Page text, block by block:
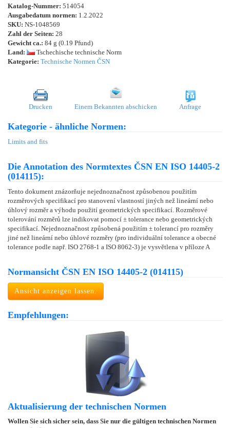
Katalog-Nummer: 514054
Ausgabedatum normen: 1.2.2022
SKU: NS-1048569
Zahl der Seiten: 28
Gewicht ca.: 84 g (0.19 Pfund)
Land:
Tschechische technische Norm
Kategorie: Technische Normen ČSN
Drucken Einem Bekannten abschicken Anfrage
Kategorie - ähnliche Normen:
Limits and fits
Die Annotation des Normtextes ČSN EN ISO 14405-2
(014115):
Tento dokument znázorňuje nejednoznačnost způsobenou použitím
rozměrových specifikací pro stanovení vlastností jiných než lineární nebo
úhlový rozměr a výhodu použití geometrických specifikací. Rozměrové
tolerování rozměrů lze indikovat pomocí ± tolerance nebo geometrických
specifikací. Nejednoznačnost způsobená použitím ± tolerancí pro rozměry
jiné než lineární nebo úhlové rozměry (pro individuální tolerance a obecné
tolerance podle např. ISO 2768-1 a ISO 8062-3) je vysvětlena v příloze A
Normansicht ČSN EN ISO 14405-2 (014115)
Ansicht anzeigen lassen.
Empfehlungen:
Aktualisierung der technischen Normen
Wollen Sie sich sicher sein, dass Sie nur die gültigen technischen Normen